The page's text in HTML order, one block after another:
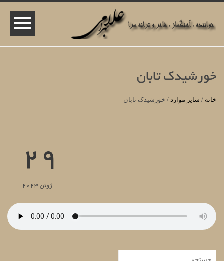
خورشیدک تابان
خانه / سایر موارد / خورشیدک تابان
29
ژوئن 2023
جستجو